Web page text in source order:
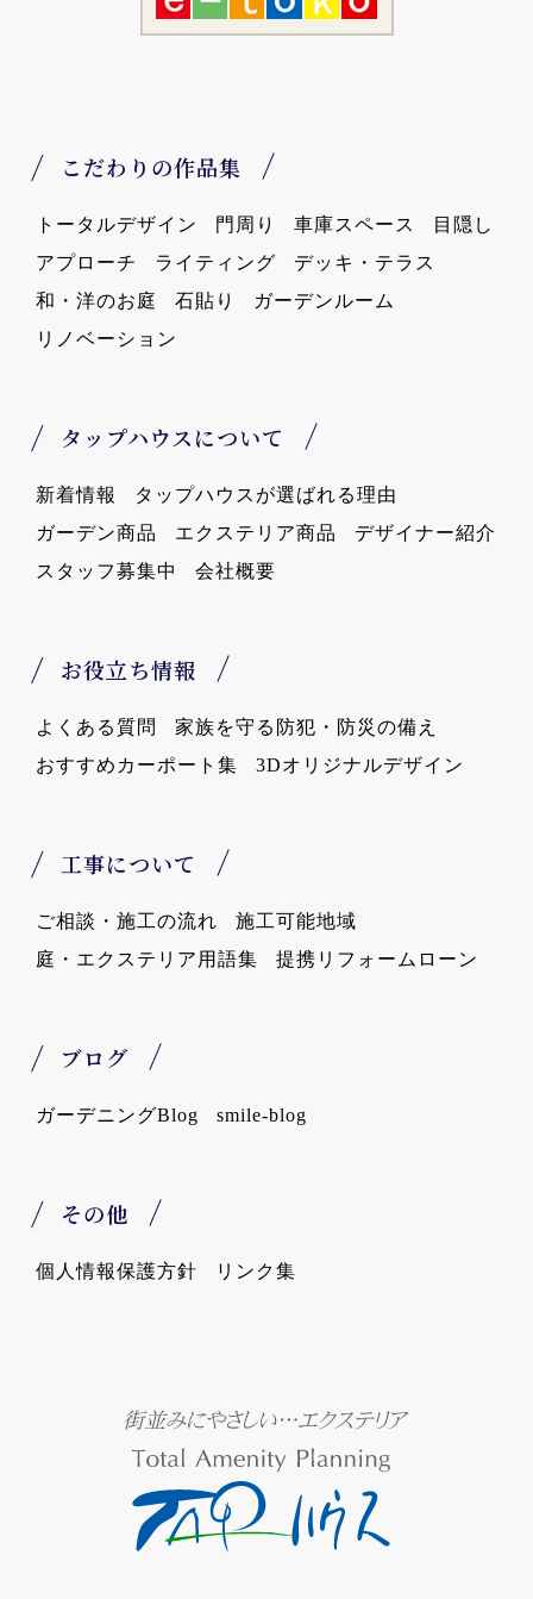
こだわりの作品集
トータルデザイン 門周り 車庫スペース
目隠し
アプローチ
ライティング
デッキ・テラス
和・洋のお庭
石貼り
ガーデンルーム
リノベーション
タップハウスについて
新着情報
タップハウスが選ばれる理由
ガーデン商品
エクステリア商品
デザイナー紹介
スタッフ募集中
会社概要
お役立ち情報
よくある質問
家族を守る防犯・防災の備え
おすすめカーポート集
3Dオリジナルデザイン
工事について
ご相談・施工の流れ
施工可能地域
庭・エクステリア用語集
提携リフォームローン
ブログ
ガーデニングBlog smile-blog
その他
個人情報保護方針 リンク集